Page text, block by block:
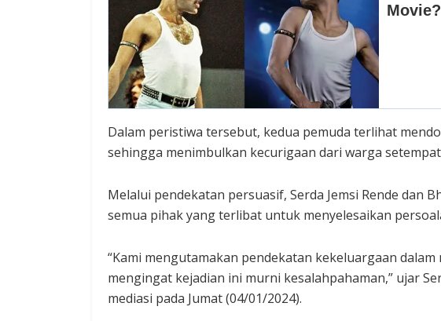
Dalam peristiwa tersebut, kedua pemuda terlihat
sehingga menimbulkan kecurigaan dari warga
Melalui pendekatan persuasif, Serda Jemsi Rende dan
semua pihak yang terlibat untuk menyelesaikan
“Kami mengutamakan pendekatan kekeluargaan
mengingat kejadian ini murni kesalahpahaman,” ujar
mediasi pada Jumat (04/01/2024).